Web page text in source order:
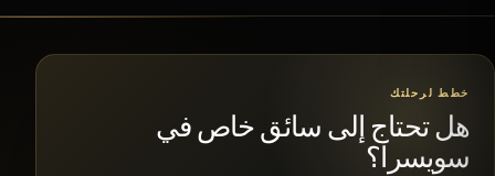
خطط لرحلتك
هل تحتاج إلى سائق خاص في
سويسرا؟